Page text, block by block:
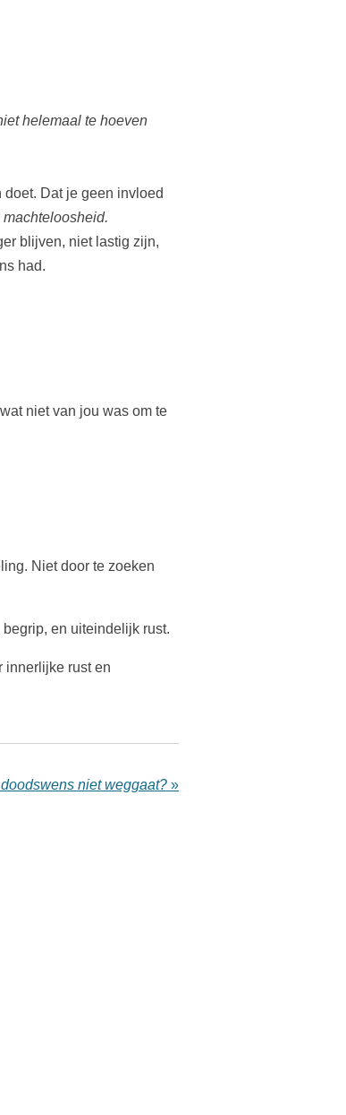
helemaal te hoeven
Dat je geen invloed
machteloosheid.
blijven, niet lastig zijn,
had.
niet van jou was om te
Niet door te zoeken
en uiteindelijk rust.
innerlijke rust en
niet weggaat? »